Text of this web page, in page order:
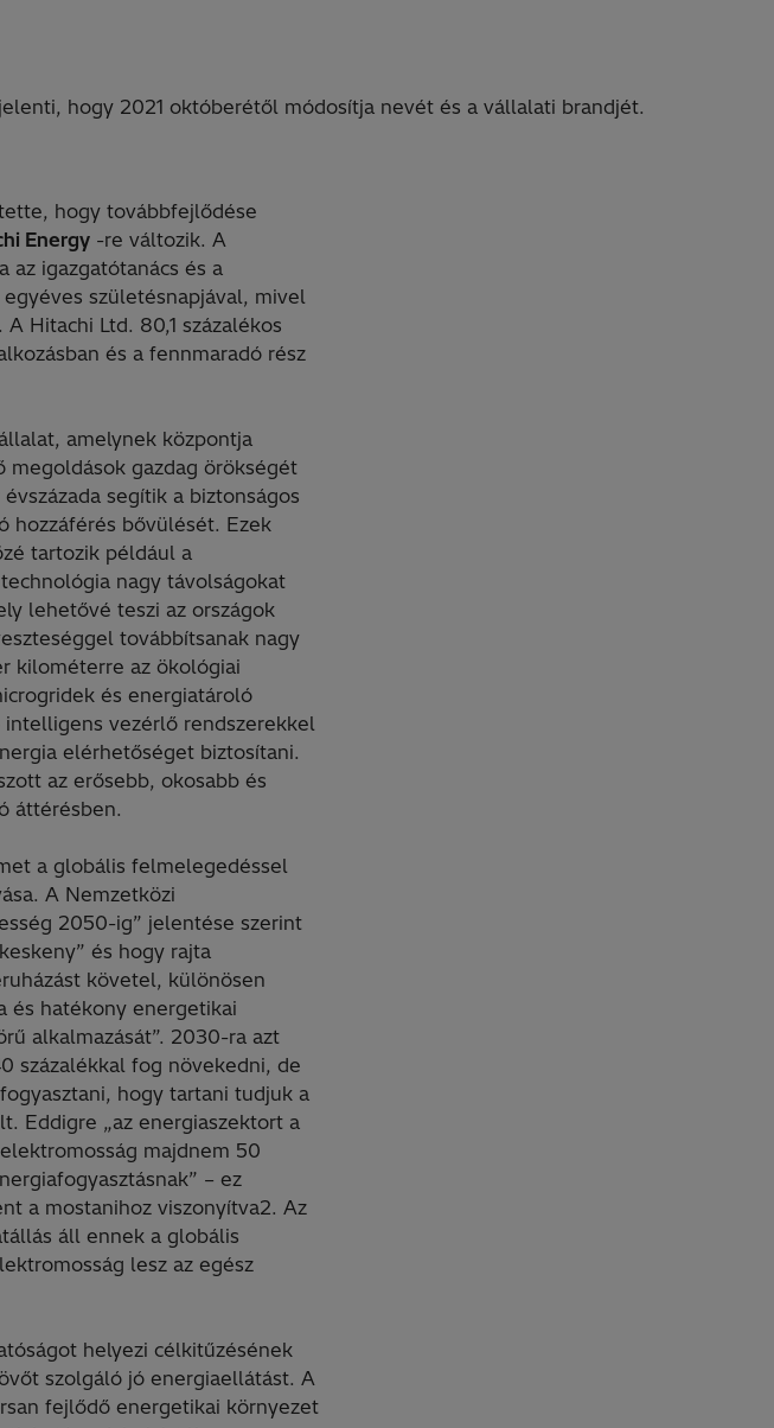
hogy 2021 októberétől módosítja nevét és a vállalati brandjét.
hogy továbbfejlődése
Energy -re változik. A
az igazgatótanács és a
születésnapjával, mivel
Hitachi Ltd. 80,1 százalékos
és a fennmaradó rész
amelynek központja
megoldások gazdag örökségét
segítik a biztonságos
hozzáférés bővülését. Ezek
tartozik például a
nagy távolságokat
lehetővé teszi az országok
továbbítsanak nagy
kilométerre az ökológiai
és energiatároló
vezérlő rendszerekkel
elérhetőséget biztosítani.
az erősebb, okosabb és
áttérésben.
a globális felmelegedéssel
A Nemzetközi
2050-ig” jelentése szerint
és hogy rajta
követel, különösen
és hatékony energetikai
alkalmazását”. 2030-ra azt
százalékkal fog növekedni, de
hogy tartani tudjuk a
Eddigre „az energiaszektort a
majdnem 50
– ez
a mostanihoz viszonyítva2. Az
áll ennek a globális
lesz az egész
helyezi célkitűzésének
szolgáló jó energiaellátást. A
fejlődő energetikai környezet